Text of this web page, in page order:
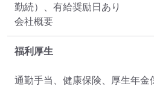
勤続）、有給奨励日あり
会社概要
福利厚生
通勤手当、健康保険、厚生年金